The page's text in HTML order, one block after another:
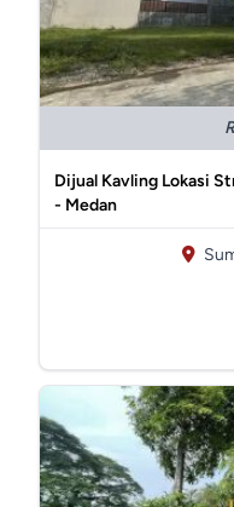
Dijual Kavling Lokasi
- Medan